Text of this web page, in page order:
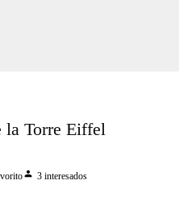
la Torre Eiffel
person 3 interesados